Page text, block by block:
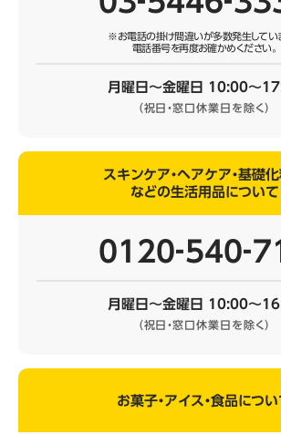
※お電話の掛け間違いが多数発生してい
電話番号を再度お確かめください。
月曜日～金曜日 10:00～
（祝日・窓口休業日を除く）
スキンケア・ヘアケア・基礎
などの生活用品について
月曜日～金曜日 10:00～
（祝日・窓口休業日を除く）
お菓子・アイス・食品につい